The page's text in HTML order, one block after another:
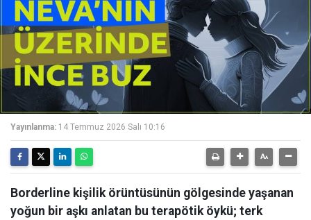
Yayınlanma: 14 Temmuz 2026 Salı 10:16
Borderline kişilik örüntüsünün gölgesinde yaşanan
yoğun bir aşkı anlatan bu terapötik öykü; terk